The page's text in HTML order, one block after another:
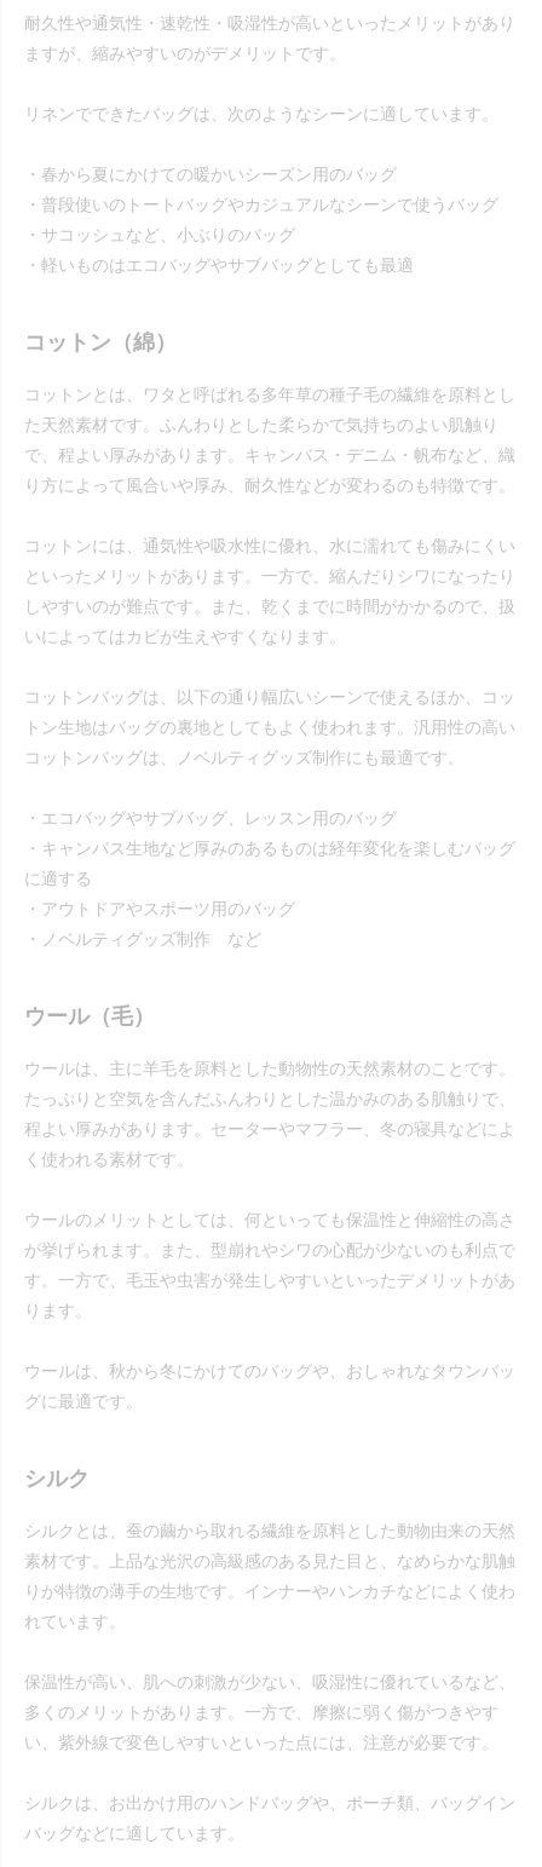
耐久性や通気性・速乾性・吸湿性が高いといったメリットがあり
ますが、縮みやすいのがデメリットです。
リネンでできたバッグは、次のようなシーンに適しています。
・春から夏にかけての暖かいシーズン用のバッグ
・普段使いのトートバッグやカジュアルなシーンで使うバッグ
・サコッシュなど、小ぶりのバッグ
・軽いものはエコバッグやサブバッグとしても最適
コットン（綿）
コットンとは、ワタと呼ばれる多年草の種子毛の繊維を原料とし
た天然素材です。ふんわりとした柔らかで気持ちのよい肌触り
で、程よい厚みがあります。キャンバス・デニム・帆布など、織
り方によって風合いや厚み、耐久性などが変わるのも特徴です。
コットンには、通気性や吸水性に優れ、水に濡れても傷みにくい
といったメリットがあります。一方で、縮んだりシワになったり
しやすいのが難点です。また、乾くまでに時間がかかるので、扱
いによってはカビが生えやすくなります。
コットンバッグは、以下の通り幅広いシーンで使えるほか、コッ
トン生地はバッグの裏地としてもよく使われます。汎用性の高い
コットンバッグは、ノベルティグッズ制作にも最適です。
・エコバッグやサブバッグ、レッスン用のバッグ
・キャンバス生地など厚みのあるものは経年変化を楽しむバッグ
に適する
・アウトドアやスポーツ用のバッグ
・ノベルティグッズ制作 など
ウール（毛）
ウールは、主に羊毛を原料とした動物性の天然素材のことです。
たっぷりと空気を含んだふんわりとした温かみのある肌触りで、
程よい厚みがあります。セーターやマフラー、冬の寝具などによ
く使われる素材です。
ウールのメリットとしては、何といっても保温性と伸縮性の高さ
が挙げられます。また、型崩れやシワの心配が少ないのも利点で
す。一方で、毛玉や虫害が発生しやすいといったデメリットがあ
ります。
ウールは、秋から冬にかけてのバッグや、おしゃれなタウンバッ
グに最適です。
シルク
シルクとは、蚕の繭から取れる繊維を原料とした動物由来の天然
素材です。上品な光沢の高級感のある見た目と、なめらかな肌触
りが特徴の薄手の生地です。インナーやハンカチなどによく使わ
れています。
保温性が高い、肌への刺激が少ない、吸湿性に優れているなど、
多くのメリットがあります。一方で、摩擦に弱く傷がつきやす
い、紫外線で変色しやすいといった点には、注意が必要です。
シルクは、お出かけ用のハンドバッグや、ポーチ類、バッグイン
バッグなどに適しています。